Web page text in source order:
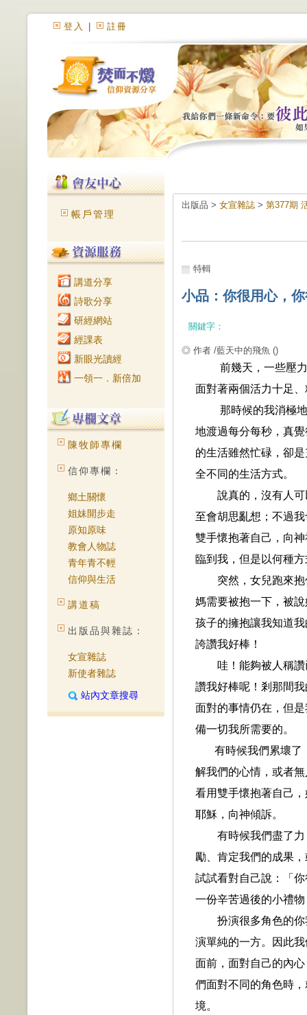
登入 註冊
帳戶管理
講道分享
詩歌分享
研經網站
經課表
新眼光讀經
一領一．新倍加
陳牧師專欄
信仰專欄：
鄉土關懷
姐妹開步走
原知原味
教會人物誌
青年青不輕
信仰與生活
講道稿
出版品與雜誌：
女宣雜誌
新使者雜誌
站內文章搜尋
出版品 > 女宣雜誌 > 第377期
特輯
小品：你很用心，
關鍵字：
◎ 作者 /藍天中的飛魚 ()
前幾天，一些壓
面對著兩個活力十足
那時候的我消極
地渡過每分每秒，真
的生活雖然忙碌，卻
全不同的生活方式。
說真的，沒有人
至會胡思亂想；不過
雙手懷抱著自己，向
臨到我，但是以何種
突然，女兒跑來
媽需要被抱一下，被
孩子的擁抱讓我知道
誇讚我好棒！
哇！能夠被人稱
讚我好棒呢！剎那間
面對的事情仍在，但
備一切我所需要的。
有時候我們累壞了
解我們的心情，或者
看用雙手懷抱著自己
耶穌，向神傾訴。
有時候我們盡了
勵、肯定我們的成果
試試看對自己說：「
一份辛苦過後的小禮
扮演很多角色的
演單純的一方。因此
面前，面對自己的內
們面對不同的角色時
境。